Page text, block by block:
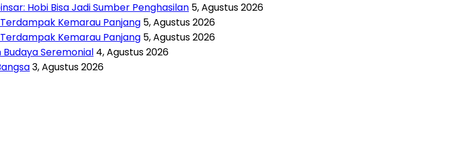
Hobi Bisa Jadi Sumber Penghasilan 5, Agustus 2026
Kemarau Panjang 5, Agustus 2026
Kemarau Panjang 5, Agustus 2026
Budaya Seremonial 4, Agustus 2026
3, Agustus 2026